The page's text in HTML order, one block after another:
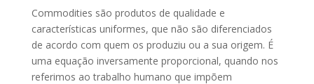
Commodities são produtos de qualidade e
características uniformes, que não são diferenciados
de acordo com quem os produziu ou a sua origem. É
uma equação inversamente proporcional, quando nos
referimos ao trabalho humano que impõem